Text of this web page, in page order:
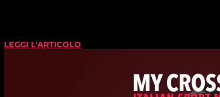
LEGGI L'ARTICOLO